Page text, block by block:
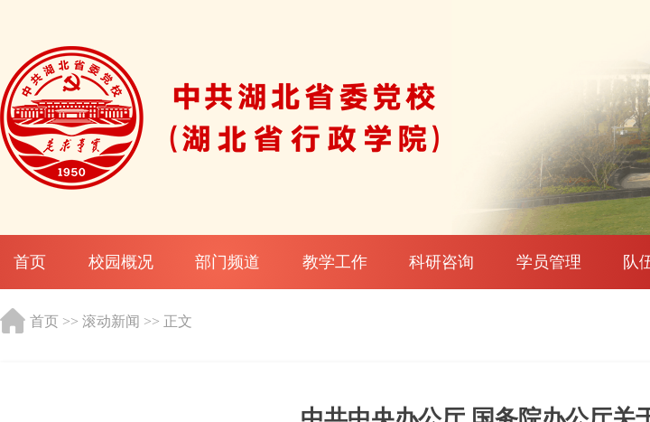
首页 校园概况 部门频道 教学工作 科研咨询 学员管理 队
首页 >> 滚动新闻 >> 正文